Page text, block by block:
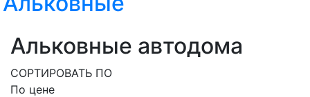
Альковные автодома
СОРТИРОВАТЬ ПО
По цене